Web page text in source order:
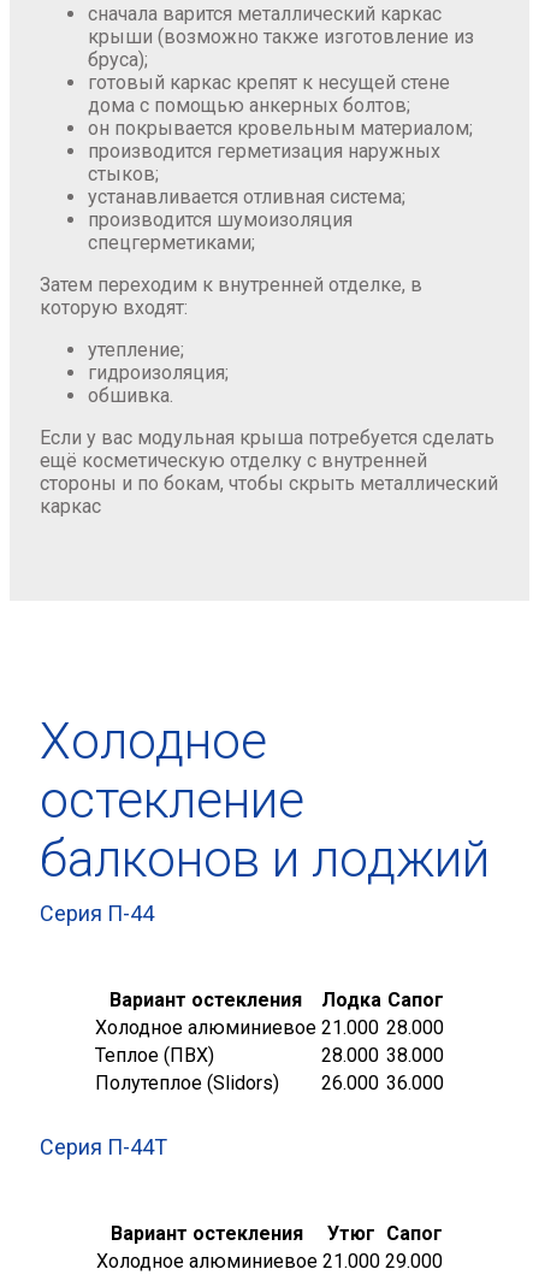
сначала варится металлический каркас
крыши (возможно также изготовление из
бруса);
готовый каркас крепят к несущей стене
дома с помощью анкерных болтов;
он покрывается кровельным материалом;
производится герметизация наружных
стыков;
устанавливается отливная система;
производится шумоизоляция
спецгерметиками;
Затем переходим к внутренней отделке, в
которую входят:
утепление;
гидроизоляция;
обшивка.
Если у вас модульная крыша потребуется сделать
ещё косметическую отделку с внутренней
стороны и по бокам, чтобы скрыть металлический
каркас
Холодное
остекление
балконов и лоджий
Серия П-44
Вариант остекления Лодка Сапог
Холодное алюминиевое 21.000 28.000
Теплое (ПВХ)
28.000 38.000
Полутеплое (Slidors)
26.000 36.000
Серия П-44Т
Вариант остекления Утюг Сапог
Холодное алюминиевое 21.000 29.000